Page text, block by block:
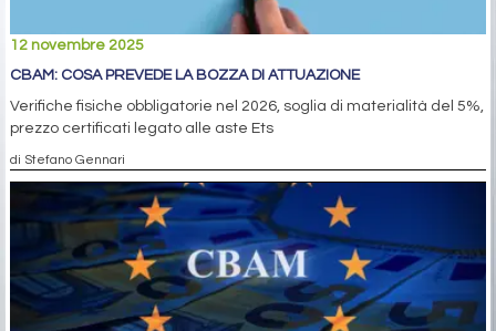
12 novembre 2025
CBAM: COSA PREVEDE LA BOZZA DI ATTUAZIONE
Verifiche fisiche obbligatorie nel 2026, soglia di materialità del 5%,
prezzo certificati legato alle aste Ets
di Stefano Gennari